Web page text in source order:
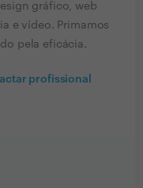
gráfico, web
e vídeo. Primamos
pela eficácia.
profissional